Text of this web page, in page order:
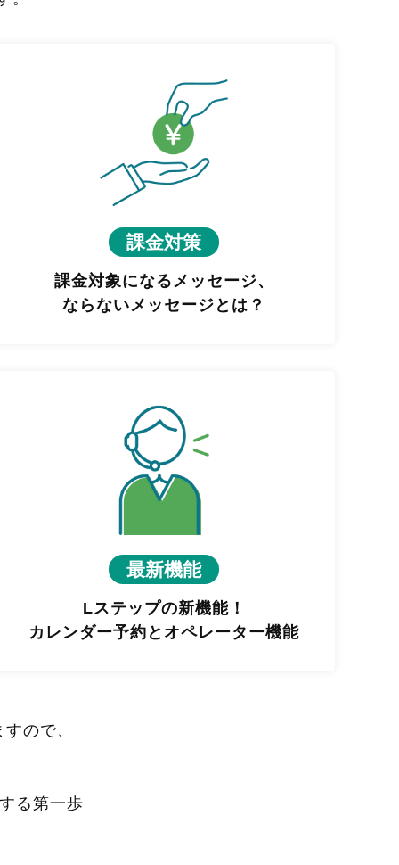
課金対策
課金対象になるメッセージ、
ならないメッセージとは？
最新機能
Lステップの新機能！
カレンダー予約とオペレーター機能
ので、
る第一歩